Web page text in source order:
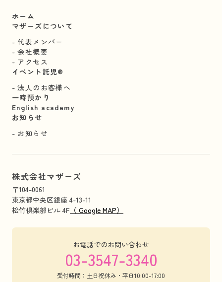
ホーム
マザーズについて
代表メンバー
会社概要
アクセス
イベント託児®︎
法人のお客様へ
一時預かり
English academy
お知らせ
お知らせ
株式会社マザーズ
〒104-0061
東京都中央区銀座 4-13-11
松竹倶楽部ビル 4F （ Google MAP）
お電話でのお問い合わせ
03-3547-3340
受付時間：土日祝休み・平日10:00-17:00